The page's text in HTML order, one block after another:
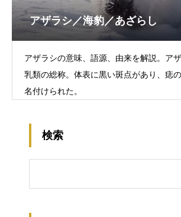
アザラシ／海豹／あざらし
アザラシの意味、語源、由来を解説。ア
乳類の総称。体表に黒い斑点があり、痣
名付けられた。
検索